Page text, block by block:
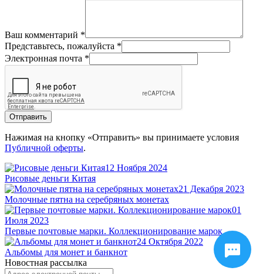
Ваш комментарий *
Представьтесь, пожалуйста *
Электронная почта *
Отправить
Нажимая на кнопку «Отправить» вы принимаете условия
Публичной оферты.
12 Ноября 2024
Рисовые деньги Китая
21 Декабря 2023
Молочные пятна на серебряных монетах
01
Июля 2023
Первые почтовые марки. Коллекционирование марок
24 Октября 2022
Альбомы для монет и банкнот
Новостная рассылка